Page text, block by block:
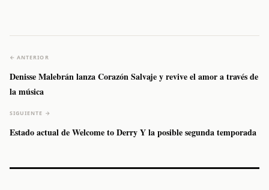
← ANTERIOR
Denisse Malebrán lanza Corazón Salvaje y revive el amor a través de
la música
SIGUIENTE →
Estado actual de Welcome to Derry Y la posible segunda temporada